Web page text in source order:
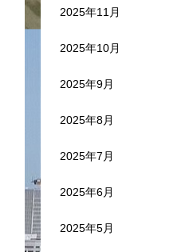
2025年11月
2025年10月
2025年9月
2025年8月
2025年7月
2025年6月
2025年5月